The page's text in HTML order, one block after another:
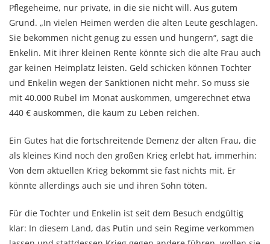
Pflegeheime, nur private, in die sie nicht will. Aus gutem
Grund. „In vielen Heimen werden die alten Leute geschlagen.
Sie bekommen nicht genug zu essen und hungern“, sagt die
Enkelin. Mit ihrer kleinen Rente könnte sich die alte Frau auch
gar keinen Heimplatz leisten. Geld schicken können Tochter
und Enkelin wegen der Sanktionen nicht mehr. So muss sie
mit 40.000 Rubel im Monat auskommen, umgerechnet etwa
440 € auskommen, die kaum zu Leben reichen.
Ein Gutes hat die fortschreitende Demenz der alten Frau, die
als kleines Kind noch den großen Krieg erlebt hat, immerhin:
Von dem aktuellen Krieg bekommt sie fast nichts mit. Er
könnte allerdings auch sie und ihren Sohn töten.
Für die Tochter und Enkelin ist seit dem Besuch endgültig
klar: In diesem Land, das Putin und sein Regime verkommen